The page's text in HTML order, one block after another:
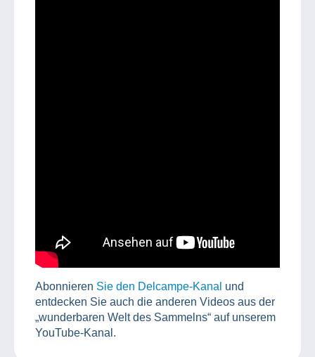
Abonnieren Sie den Delcampe-Kanal und
entdecken Sie auch die anderen Videos aus der
„wunderbaren Welt des Sammelns“ auf unserem
YouTube-Kanal.